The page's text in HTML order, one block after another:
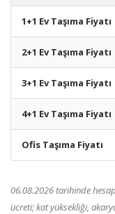
1+1 Ev Taşıma Fiyatı
2+1 Ev Taşıma Fiyatı
3+1 Ev Taşıma Fiyatı
4+1 Ev Taşıma Fiyatı
Ofis Taşıma Fiyatı
06.08.2026 tarihinde
ücreti; kat yüksekliği,